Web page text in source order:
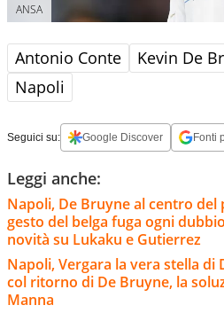
ANSA
Antonio Conte Kevin De
Napoli
Seguici su: Google Discover Fonti
Leggi anche:
Napoli, De Bruyne al centro
gesto del belga fuga ogni
novità su Lukaku e Gutierrez
Napoli, Vergara la vera stella di
col ritorno di De Bruyne, la
Manna